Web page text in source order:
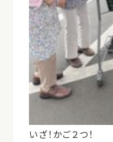
いざ！かご２つ！